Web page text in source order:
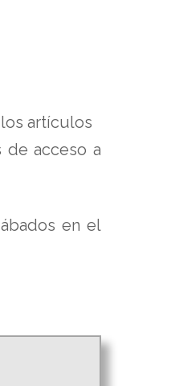
artículos
de acceso a
en el